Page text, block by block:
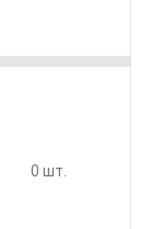
0 шт.